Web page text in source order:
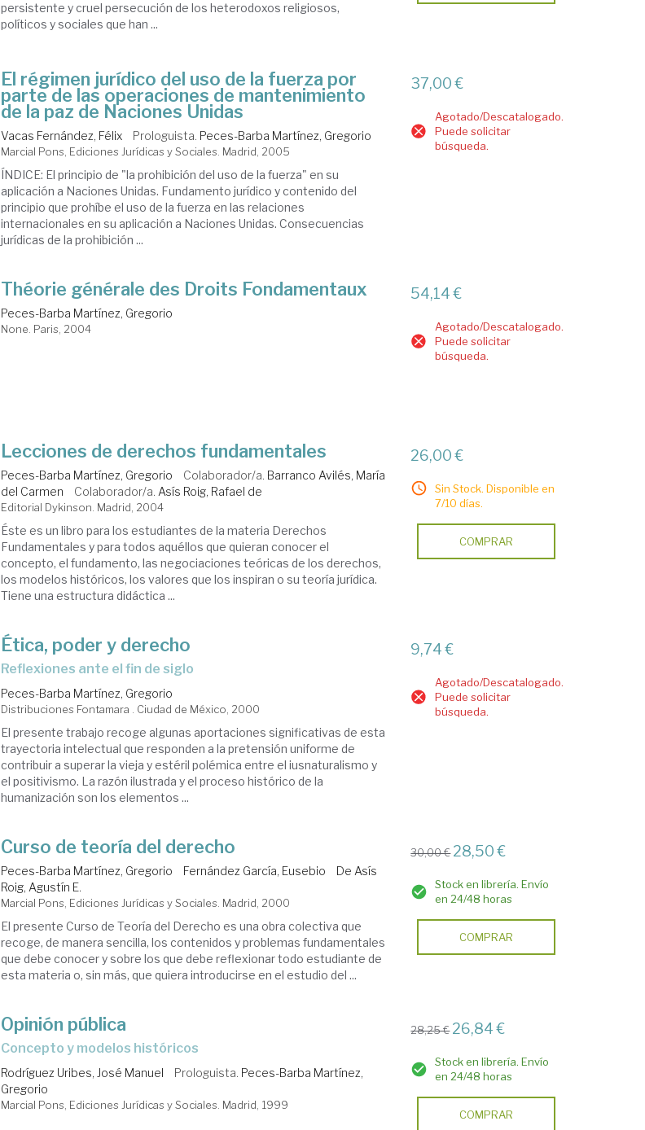
persistente y cruel persecución de los heterodoxos religiosos,
políticos y sociales que han ...
El régimen jurídico del uso de la fuerza por
parte de las operaciones de mantenimiento
de la paz de Naciones Unidas
Vacas Fernández, Félix Prologuista. Peces-Barba Martínez, Gregorio
Marcial Pons, Ediciones Jurídicas y Sociales. Madrid, 2005
ÍNDICE: El principio de "la prohibición del uso de la fuerza" en su
aplicación a Naciones Unidas. Fundamento jurídico y contenido del
principio que prohíbe el uso de la fuerza en las relaciones
internacionales en su aplicación a Naciones Unidas. Consecuencias
jurídicas de la prohibición ...
37,00 €
Agotado/Descatalogado.
Puede solicitar
búsqueda.
Théorie générale des Droits Fondamentaux
Peces-Barba Martínez, Gregorio
None. Paris, 2004
54,14 €
Agotado/Descatalogado.
Puede solicitar
búsqueda.
Lecciones de derechos fundamentales
Peces-Barba Martínez, Gregorio Colaborador/a. Barranco Avilés, María
del Carmen
Colaborador/a. Asís Roig, Rafael de
Editorial Dykinson. Madrid, 2004
Éste es un libro para los estudiantes de la materia Derechos
Fundamentales y para todos aquéllos que quieran conocer el
concepto, el fundamento, las negociaciones teóricas de los derechos,
los modelos históricos, los valores que los inspiran o su teoría jurídica.
Tiene una estructura didáctica ...
26,00 €
Sin Stock. Disponible en
7/10 días.
COMPRAR
Ética, poder y derecho
reflexiones ante el fin de siglo
Peces-Barba Martínez, Gregorio
Distribuciones Fontamara . Ciudad de México, 2000
El presente trabajo recoge algunas aportaciones significativas de esta
trayectoria intelectual que responden a la pretensión uniforme de
contribuir a superar la vieja y estéril polémica entre el iusnaturalismo y
el positivismo. La razón ilustrada y el proceso histórico de la
humanización son los elementos ...
9,74 €
Agotado/Descatalogado.
Puede solicitar
búsqueda.
Curso de teoría del derecho
Peces-Barba Martínez, Gregorio Fernández García, Eusebio
De Asís
Roig, Agustín E.
Marcial Pons, Ediciones Jurídicas y Sociales. Madrid, 2000
El presente Curso de Teoría del Derecho es una obra colectiva que
recoge, de manera sencilla, los contenidos y problemas fundamentales
que debe conocer y sobre los que debe reflexionar todo estudiante de
esta materia o, sin más, que quiera introducirse en el estudio del ...
30,00 € 28,50 €
Stock en librería. Envío
en 24/48 horas
COMPRAR
Opinión pública
Concepto y modelos históricos
Rodríguez Uribes, José Manuel Prologuista. Peces-Barba Martínez,
Gregorio
Marcial Pons, Ediciones Jurídicas y Sociales. Madrid, 1999
28,25 € 26,84 €
Stock en librería. Envío
en 24/48 horas
COMPRAR